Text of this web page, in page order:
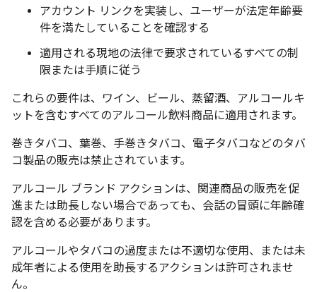
アカウント リンクを実装し、ユーザーが法定年齢要
件を満たしていることを確認する
適用される現地の法律で要求されているすべての制
限または手順に従う
これらの要件は、ワイン、ビール、蒸留酒、アルコールキ
ットを含むすべてのアルコール飲料商品に適用されます。
巻きタバコ、葉巻、手巻きタバコ、電子タバコなどのタバ
コ製品の販売は禁止されています。
アルコール ブランド アクションは、関連商品の販売を促
進または助長しない場合であっても、会話の冒頭に年齢確
認を含める必要があります。
アルコールやタバコの過度または不適切な使用、または未
成年者による使用を助長するアクションは許可されませ
ん。